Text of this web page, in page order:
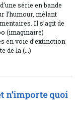
série en bande
l’humour, mêlant
Il s’agit de
(imaginaire)
en voie d’extinction
de la (...)
n’importe quoi